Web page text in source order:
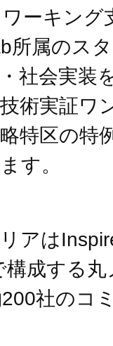
ーキン
所属のス
社会実装
術実証ワ
特区の特
す。
アは
構成する
社のコ